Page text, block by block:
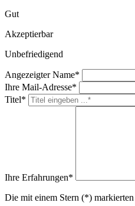
Gut
Akzeptierbar
Unbefriedigend
Angezeigter Name*
Ihre Mail-Adresse*
Titel*
Ihre Erfahrungen*
Die mit einem Stern (*)